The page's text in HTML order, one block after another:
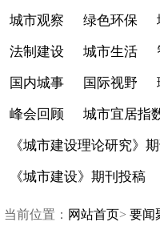
城市观察 绿色环保
法制建设 城市生活
国内城事 国际视野
峰会回顾 城市宜居指
《城市建设理论研究》
《城市建设》期刊投稿
当前位置： 网站首页> 要闻